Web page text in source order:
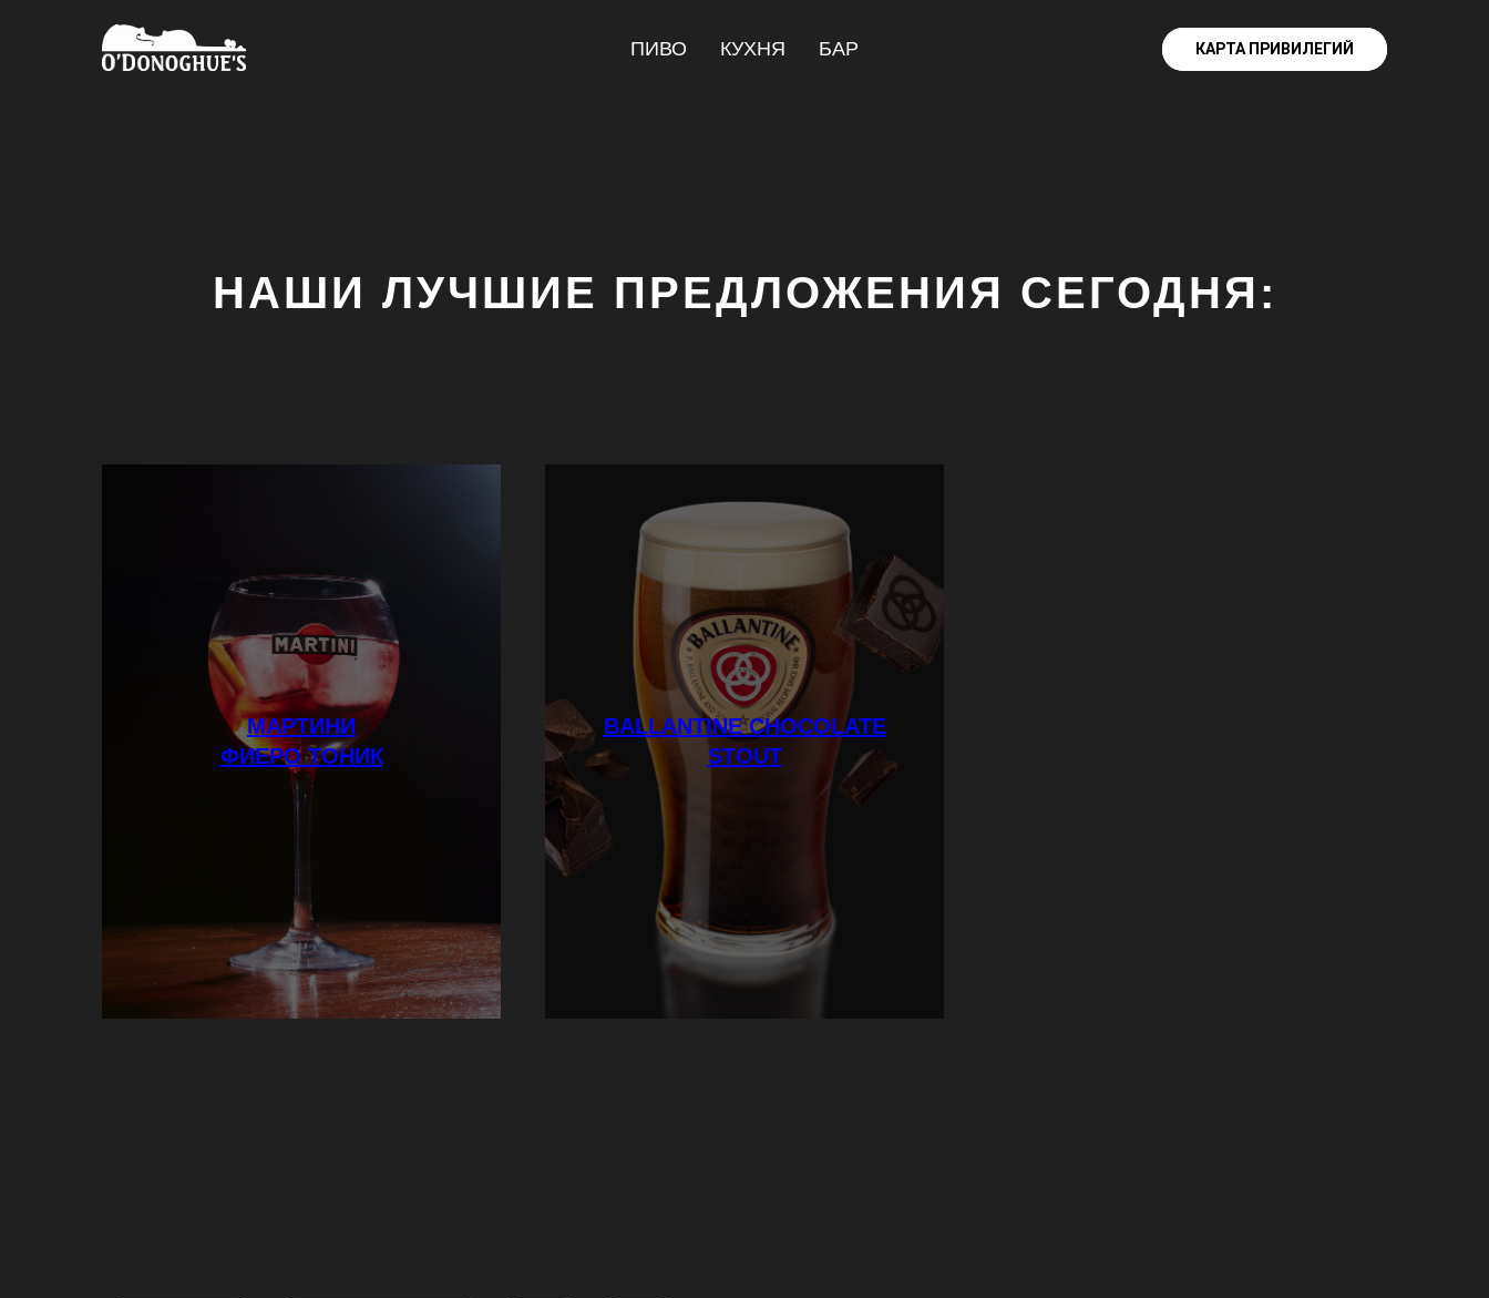
ПИВО КУХНЯ БАР КАРТА ПРИВИЛЕГИЙ
НАШИ ЛУЧШИЕ ПРЕДЛОЖЕНИЯ СЕГОДНЯ:
МАРТИНИ
ФИЕРО ТОНИК
BALLANTINE CHOCOLATE
STOUT
КАРТА ПРИВИЛЕГИЙ